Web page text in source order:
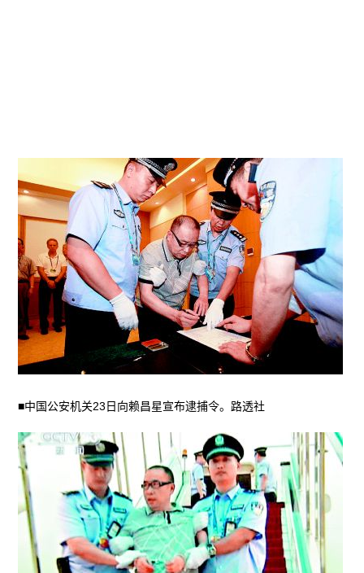
■中国公安机关23日向赖昌星宣布逮捕令。路透社